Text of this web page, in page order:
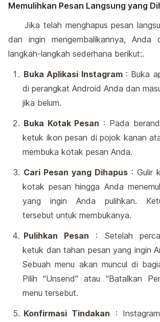
Memulihkan Pesan Langsung yang
Jika telah menghapus pesan
dan ingin mengembalikannya, Anda
langkah-langkah sederhana berikut:.
Buka Aplikasi Instagram: Buka
di perangkat Android Anda dan
jika belum.
Buka Kotak Pesan : Pada
ketuk ikon pesan di pojok kanan
membuka kotak pesan Anda.
Cari Pesan yang Dihapus : Gulir
kotak pesan hingga Anda
yang ingin Anda pulihkan.
tersebut untuk membukanya.
Pulihkan Pesan : Setelah
ketuk dan tahan pesan yang ingin
Sebuah menu akan muncul di
Pilih "Unsend" atau "Batalkan
menu tersebut.
Konfirmasi Tindakan :